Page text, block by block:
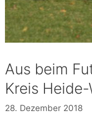
Aus beim
Kreis
28. Dezember 2018